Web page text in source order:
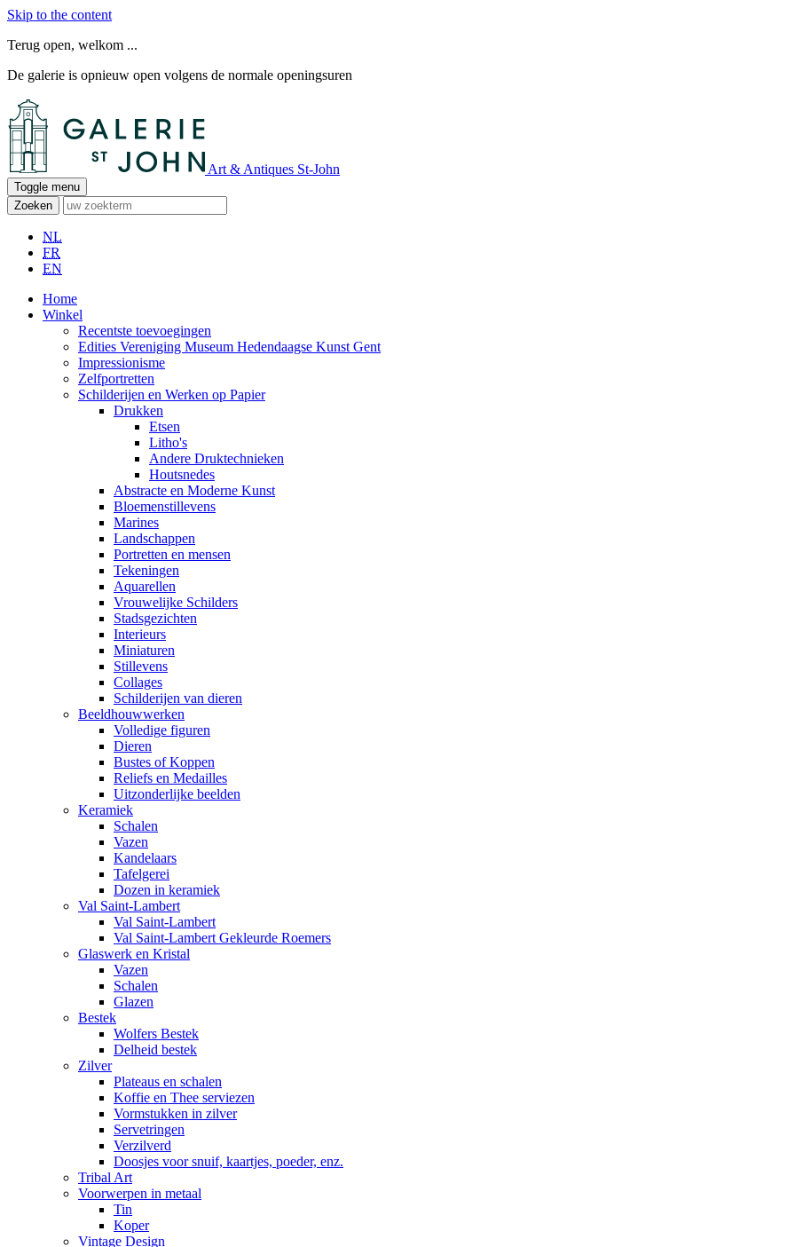
Skip to the content
Terug open, welkom ...
De galerie is opnieuw open volgens de normale openingsuren
Art & Antiques St-John
Toggle menu
Zoeken
NL
FR
EN
Home
Winkel
Recentste toevoegingen
Edities Vereniging Museum Hedendaagse Kunst Gent
Impressionisme
Zelfportretten
Schilderijen en Werken op Papier
Drukken
Etsen
Litho's
Andere Druktechnieken
Houtsnedes
Abstracte en Moderne Kunst
Bloemenstillevens
Marines
Landschappen
Portretten en mensen
Tekeningen
Aquarellen
Vrouwelijke Schilders
Stadsgezichten
Interieurs
Miniaturen
Stillevens
Collages
Schilderijen van dieren
Beeldhouwwerken
Volledige figuren
Dieren
Bustes of Koppen
Reliefs en Medailles
Uitzonderlijke beelden
Keramiek
Schalen
Vazen
Kandelaars
Tafelgerei
Dozen in keramiek
Val Saint-Lambert
Val Saint-Lambert
Val Saint-Lambert Gekleurde Roemers
Glaswerk en Kristal
Vazen
Schalen
Glazen
Bestek
Wolfers Bestek
Delheid bestek
Zilver
Plateaus en schalen
Koffie en Thee serviezen
Vormstukken in zilver
Servetringen
Verzilverd
Doosjes voor snuif, kaartjes, poeder, enz.
Tribal Art
Voorwerpen in metaal
Tin
Koper
Vintage Design